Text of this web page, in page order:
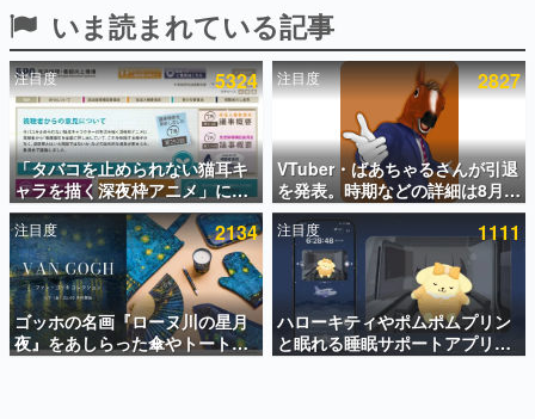
殿堂入り記事
SNS拡散数が数千以上！ ページビュー数万以上！ などな
ど。多くの人々に読まれた、電ファミ渾身の“殿堂入り”記
事をまとめました。
ゲームの企画書
名作ゲームクリエイターの方々に製作時のエピソードをお
聞きし、ヒットする企画（ゲーム）とは何か？を探ってい
きます。
赫本
この物語を解いてはいけない。『赫本』は、〈試験問題〉
の形をした短編ホラー小説集です。
新世代に訊く
これからのデジタルゲーム市場を担う若きクリエイター達
の姿を追い、彼らのルーツと情熱を探っていきます。
いま読まれている記事
注目度 5324
「タバコを止められない猫耳キ
ャラを描く深夜枠アニメ」に視
聴者の一部から批判意見。違法
薬物の使用と思しき描写も含め
て、BPOが議論を交わす
注目度 2827
VTuber・ばあちゃるさんが引退
を発表。時期などの詳細は8月9
日15時からの配信で説明
注目度 2134
ゴッホの名画『ローヌ川の星月
夜』をあしらった傘やトートバ
ッグなどが登場。8月7日21時よ
注目度 1111
ハローキティやポムポムプリン
と眠れる睡眠サポートアプリ
『ゆめたび』が配信中。キャラ